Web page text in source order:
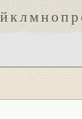
йклмнопр